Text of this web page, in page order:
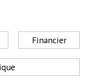
Financier